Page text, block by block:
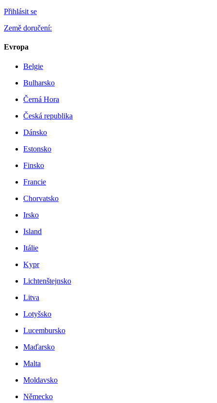
Přihlásit se
Země doručení:
Evropa
Belgie
Bulharsko
Černá Hora
Česká republika
Dánsko
Estonsko
Finsko
Francie
Chorvatsko
Irsko
Island
Itálie
Kypr
Lichtenštejnsko
Litva
Lotyšsko
Lucembursko
Maďarsko
Malta
Moldavsko
Německo